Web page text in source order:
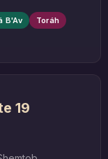
este momento
judía.
B'Av
Toráh
19